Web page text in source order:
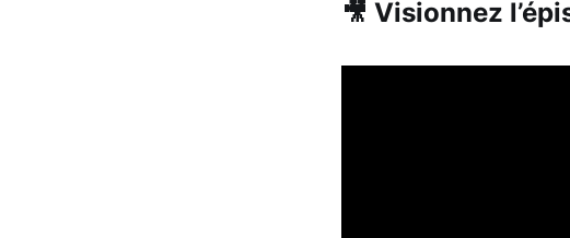
🎥 Visionnez